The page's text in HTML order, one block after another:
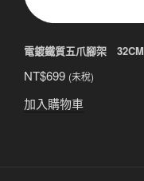
電鍍鐵質五爪腳架 32CM
NT$699 (未稅)
加入購物車